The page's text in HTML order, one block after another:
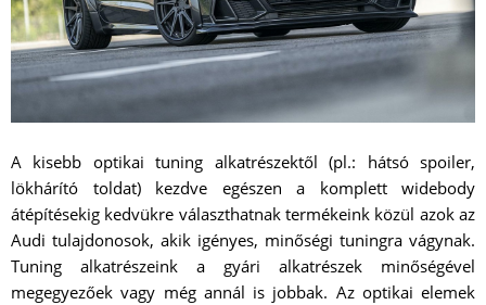
A kisebb optikai tuning alkatrészektől (pl.: hátsó spoiler,
lökhárító toldat) kezdve egészen a komplett widebody
átépítésekig kedvükre választhatnak termékeink közül azok az
Audi tulajdonosok, akik igényes, minőségi tuningra vágynak.
Tuning alkatrészeink a gyári alkatrészek minőségével
megegyezőek vagy még annál is jobbak. Az optikai elemek